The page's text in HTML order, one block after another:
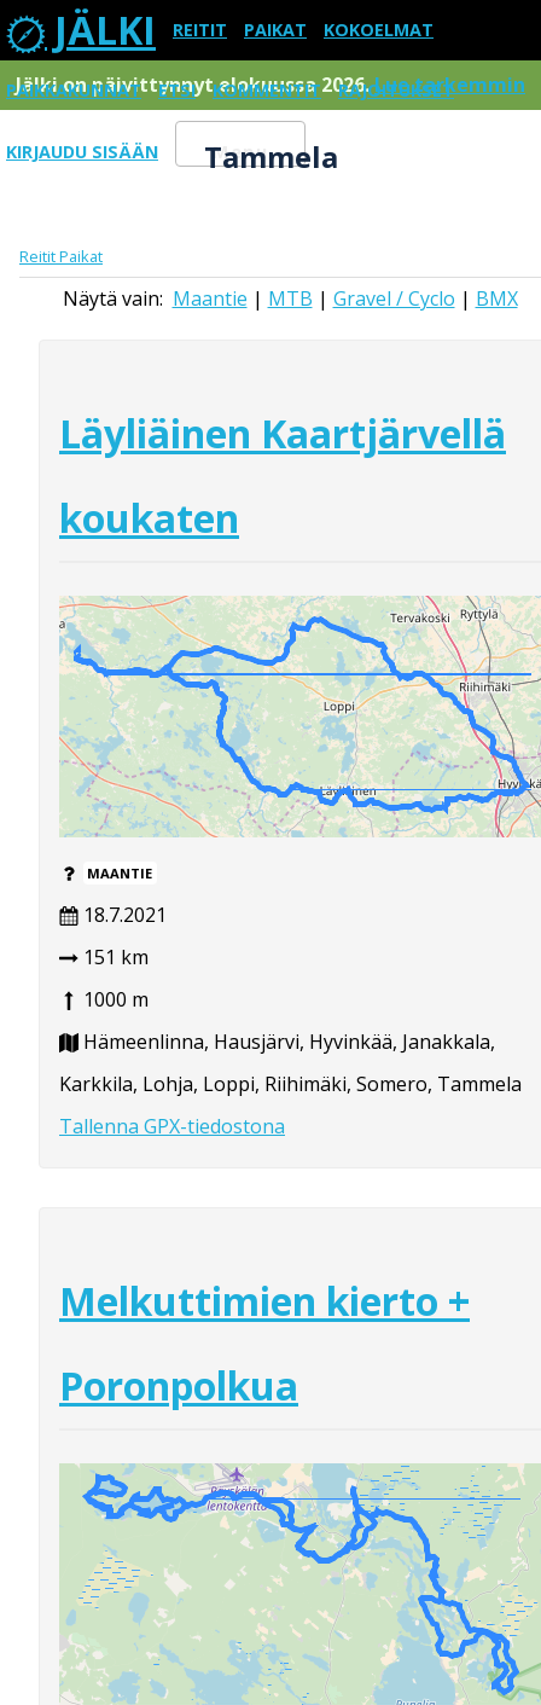
JÄLKI REITIT PAIKAT KOKOELMAT
PAIKKAKUNNAT ETSI KOMMENTIT RAJOITUKSET
KIRJAUDU SISÄÄN Menu
Jälki on päivittynnyt elokuussa 2026.Lue tarkemmin
Tammela
ReititPaikat
Näytä vain: Maantie | MTB | Gravel / Cyclo | BMX
Läyliäinen Kaartjärvellä
koukaten
MAANTIE
18.7.2021
151 km
1000 m
Hämeenlinna, Hausjärvi, Hyvinkää, Janakkala,
Karkkila, Lohja, Loppi, Riihimäki, Somero, Tammela
Tallenna GPX-tiedostona
Melkuttimien kierto +
Poronpolkua